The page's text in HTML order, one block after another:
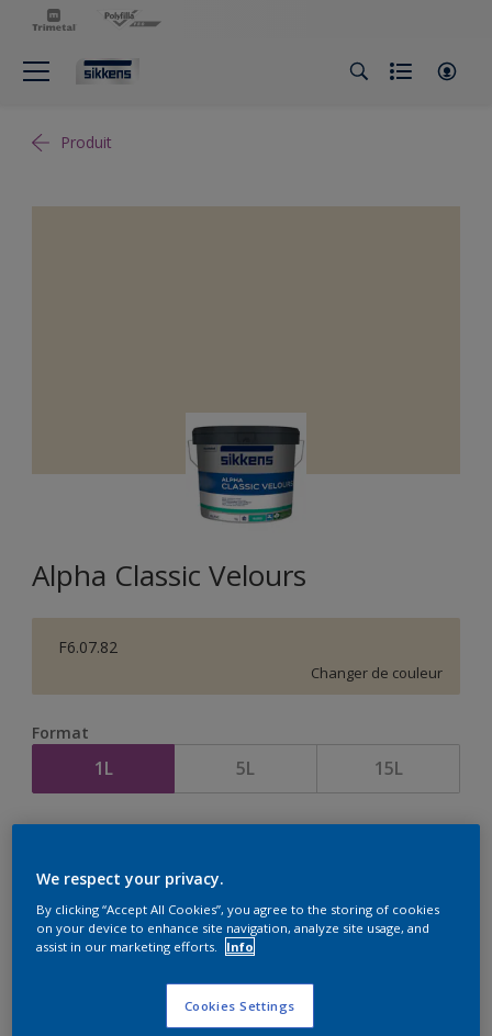
Produit
Alpha Classic Velours
F6.07.82
Changer de couleur
Format
1L 5L 15L
Quantité Calculateur de peinture
Ajouter à la liste d’achats
We respect your privacy.
By clicking “Accept All Cookies”, you agree to the storing of cookies
on your device to enhance site navigation, analyze site usage, and
assist in our marketing efforts.
Info
Cookies Settings